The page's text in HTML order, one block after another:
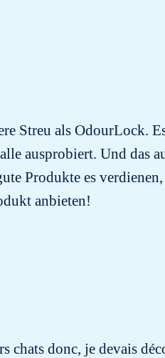
Streu als OdourLock.
ausprobiert. Und das
Produkte es
anbieten!
chats donc, je devais